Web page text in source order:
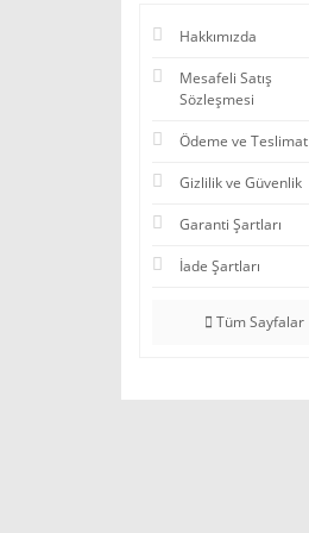
Hakkımızda
Mesafeli Satış
Sözleşmesi
Ödeme ve Teslimat
Gizlilik ve Güvenlik
Garanti Şartları
İade Şartları
Tüm Sayfalar